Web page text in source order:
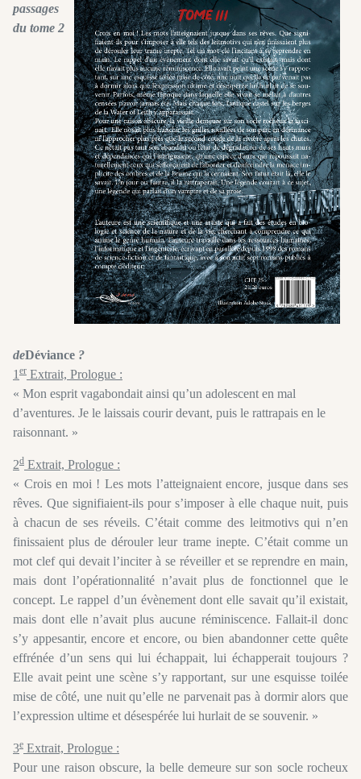
passages
du tome 2
deDéviance ?
1 er Extrait, Prologue :
« Mon esprit vagabondait ainsi qu’un adolescent en mal
d’aventures. Je le laissais courir devant, puis le rattrapais en le
raisonnant. »
2d Extrait, Prologue :
« Crois en moi ! Les mots l’atteignaient encore, jusque dans ses
rêves. Que signifiaient-ils pour s’imposer à elle chaque nuit, puis
à chacun de ses réveils. C’était comme des leitmotivs qui n’en
finissaient plus de dérouler leur trame inepte. C’était comme un
mot clef qui devait l’inciter à se réveiller et se reprendre en main,
mais dont l’opérationnalité n’avait plus de fonctionnel que le
concept. Le rappel d’un évènement dont elle savait qu’il existait,
mais dont elle n’avait plus aucune réminiscence. Fallait-il donc
s’y appesantir, encore et encore, ou bien abandonner cette quête
effrénée d’un sens qui lui échappait, lui échapperait toujours ?
Elle avait peint une scène s’y rapportant, sur une esquisse toilée
mise de côté, une nuit qu’elle ne parvenait pas à dormir alors que
l’expression ultime et désespérée lui hurlait de se souvenir. »
3e Extrait, Prologue :
Pour une raison obscure, la belle demeure sur son socle rocheux